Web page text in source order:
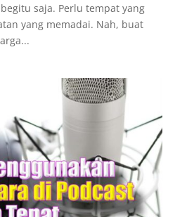
saja. Perlu tempat yang
yang memadai. Nah, buat